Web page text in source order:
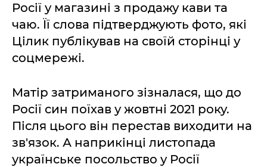
Росії у магазині з продажу кави та
чаю. Її слова підтверджують фото, які
Цілик публікував на своїй сторінці у
соцмережі.
Матір затриманого зізналася, що до
Росії син поїхав у жовтні 2021 року.
Після цього він перестав виходити на
зв'язок. А наприкінці листопада
українське посольство у Росії